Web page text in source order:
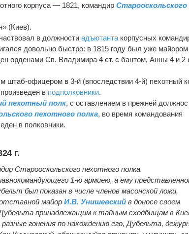
корпуса — 1821, командирСтарооскольского
(Киев).
в должностиадъютанта корпусных
довольно быстро: в 1815 году был уже майором
орденами Св. Владимира 4 ст. с бантом, Анны 4 и 2
штаб-офицером в 3-й (впоследствии 4-й) пехотный
в подполковники.
пехотный полк, с оставлением в прежней
пехотного полка, во время командования
в полковники.
г.
Старооскольского пехотного полка.
1-ю армиею, а ему
был показан в числе членов масонской ложи,
майорИ.В. Унишевский в доносе своем
принадлежащим к тайным сходбищам в
гонения по нахождению его, Дубельта,